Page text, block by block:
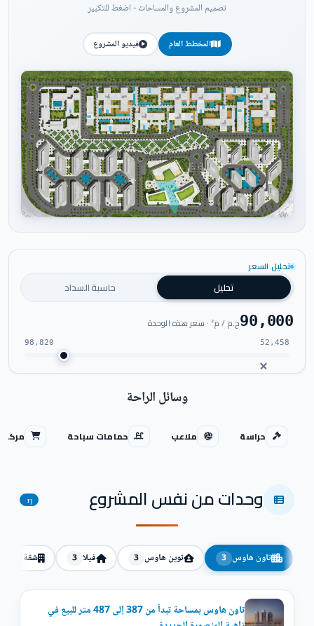
تصميم المشروع والمساحات - اضغط للتكبير
المخطط العام فيديو المشروع
تحليل السعر
تحليل حاسبة السداد
90,000ج.م / م² · سعر هذه الوحدة
52,458
98,820
وسائل الراحة
حراسة ملاعب حمامات سباحة مركز
وحدات من نفس المشروع 13
تاون هاوس 3 توين هاوس 3 فيلا 3 شقة
تاون هاوس بمساحة تبدأ من 387 إلى 487 متر للبيع في